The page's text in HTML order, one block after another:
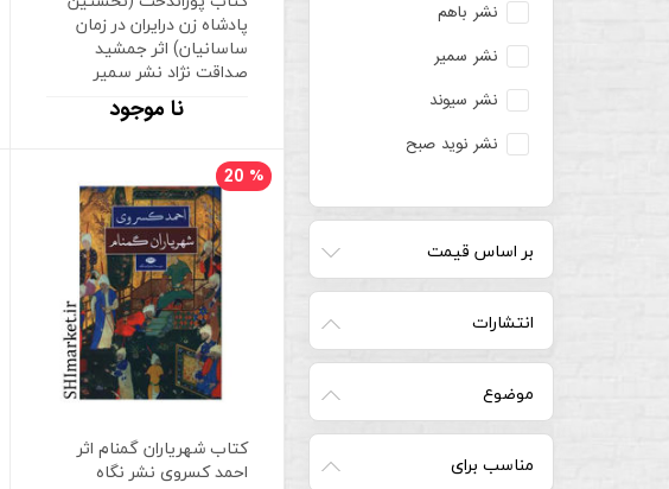
نشر باهم
نشر سمیر
نشر سیوند
نشر نوید صبح
بر اساس قیمت
انتشارات
موضوع
مناسب برای
پادشاه زن درایران در زمان
ساسانیان) اثر جمشید
صداقت نژاد نشر سمیر
نا موجود
کتاب شهریاران گمنام اثر
احمد کسروی نشر نگاه
20 %